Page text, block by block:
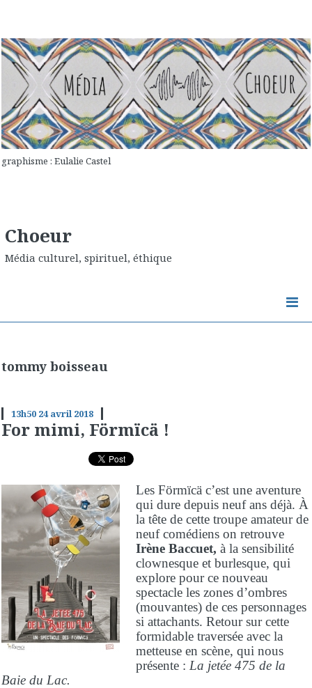
graphisme : Eulalie Castel
Choeur
Média culturel, spirituel, éthique
tommy boisseau
13h50 24 avril 2018
For mimi, Förmïcä !
Les Förmïcä c’est une aventure
qui dure depuis neuf ans déjà. À
la tête de cette troupe amateur de
neuf comédiens on retrouve
Irène Baccuet, à la sensibilité
clownesque et burlesque, qui
explore pour ce nouveau
spectacle les zones d’ombres
(mouvantes) de ces personnages
si attachants. Retour sur cette
formidable traversée avec la
metteuse en scène, qui nous
présente : La jetée 475 de la
Baie du Lac.